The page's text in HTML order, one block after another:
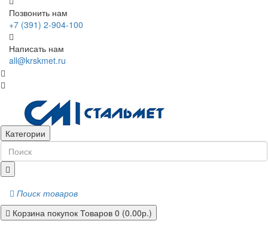
Позвонить нам
+7 (391) 2-904-100
Написать нам
all@krskmet.ru
Категории
Поиск товаров
Корзина покупок Товаров 0 (0.00р.)